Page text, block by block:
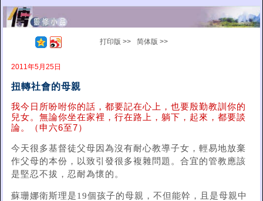
打印版 >> 简体版 >>
2011年5月25日
扭轉社會的母親
我今日所吩咐你的話，都要記在心上，也要殷勤教訓你的
兒女。無論你坐在家裡，行在路上，躺下，起來，都要談
論。（申六6至7）
今天很多基督徒父母因為沒有耐心教導子女，輕易地放棄
作父母的本份，以致引發很多複雜問題。合宜的管教應該
是堅忍不拔，忍耐為懷的。
蘇珊娜衛斯理是19個孩子的母親，不但能幹，且是母親中